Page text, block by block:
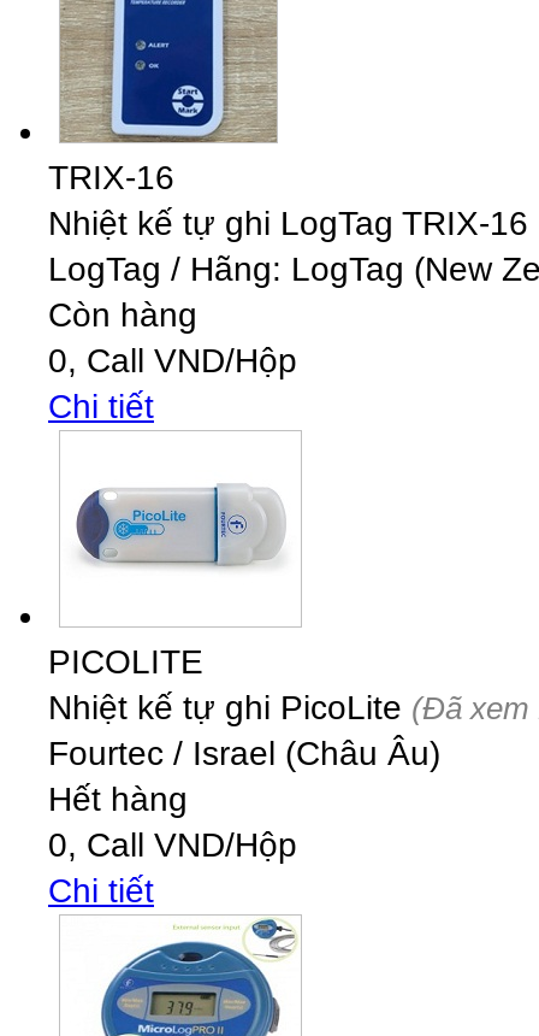
TRIX-16
Nhiệt kế tự ghi LogTag TRIX-16
LogTag / Hãng: LogTag (New
Còn hàng
0, Call VND/Hộp
Chi tiết
PICOLITE
Nhiệt kế tự ghi PicoLite (Đã xem
Fourtec / Israel (Châu Âu)
Hết hàng
0, Call VND/Hộp
Chi tiết